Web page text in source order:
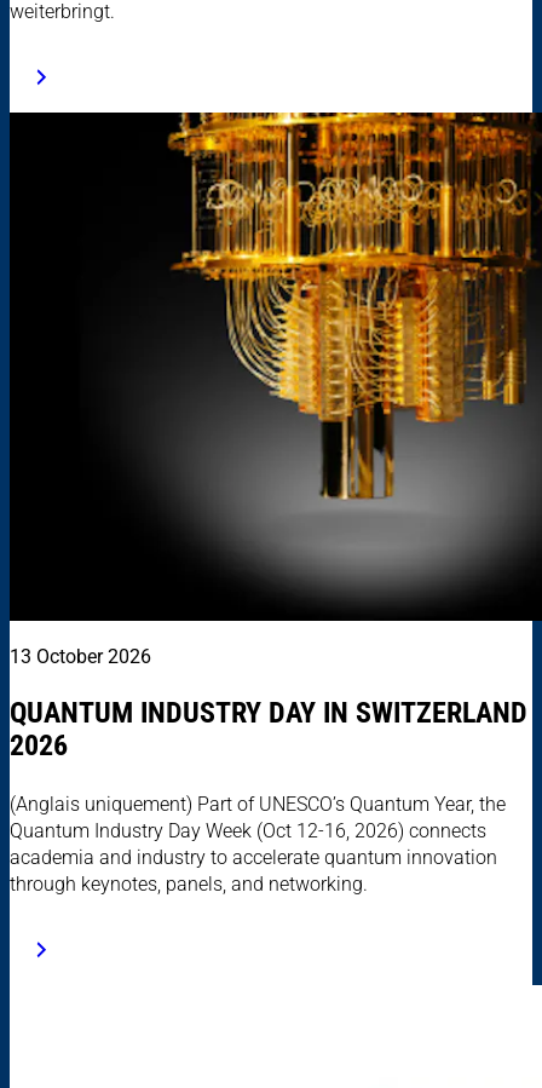
weiterbringt.
13 October 2026
QUANTUM INDUSTRY DAY IN SWITZERLAND
2026
(Anglais uniquement) Part of UNESCO’s Quantum Year, the
Quantum Industry Day Week (Oct 12-16, 2026) connects
academia and industry to accelerate quantum innovation
through keynotes, panels, and networking.